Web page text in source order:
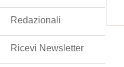
Redazionali
Ricevi Newsletter